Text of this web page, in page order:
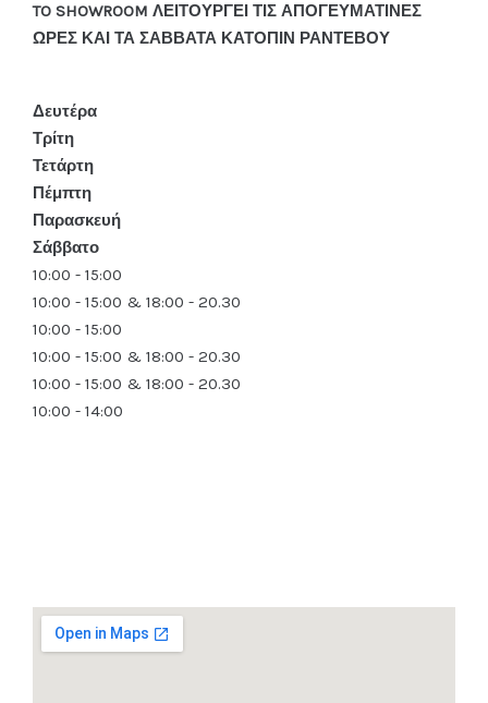
TO SHOWROOM ΛΕΙΤΟΥΡΓΕΙ ΤΙΣ ΑΠΟΓΕΥΜΑΤΙΝΕΣ
ΩΡΕΣ ΚΑΙ ΤΑ ΣΑΒΒΑΤΑ ΚΑΤΟΠΙΝ ΡΑΝΤΕΒΟΥ
Δευτέρα
Τρίτη
Τετάρτη
Πέμπτη
Παρασκευή
Σάββατο
10:00 - 15:00
10:00 - 15:00 & 18:00 - 20.30
10:00 - 15:00
10:00 - 15:00 & 18:00 - 20.30
10:00 - 15:00 & 18:00 - 20.30
10:00 - 14:00